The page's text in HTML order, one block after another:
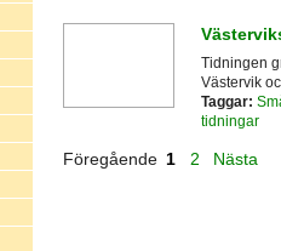
Tidningen
Västervik
Taggar:
tidningar
Föregående 1 2 Nästa